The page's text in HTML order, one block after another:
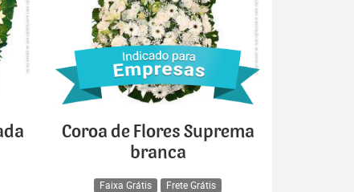
Coroa de Flores Suprema
branca
Faixa Grátis
Frete Grátis